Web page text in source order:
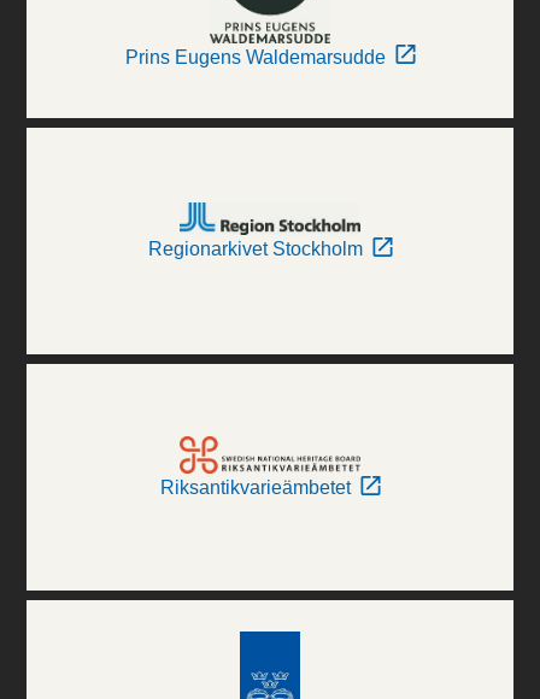
Prins Eugens Waldemarsudde
Regionarkivet Stockholm
Riksantikvarieämbetet